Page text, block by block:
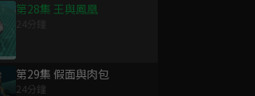
第28集 王與鳳凰
第29集 假面與肉包
24分鐘